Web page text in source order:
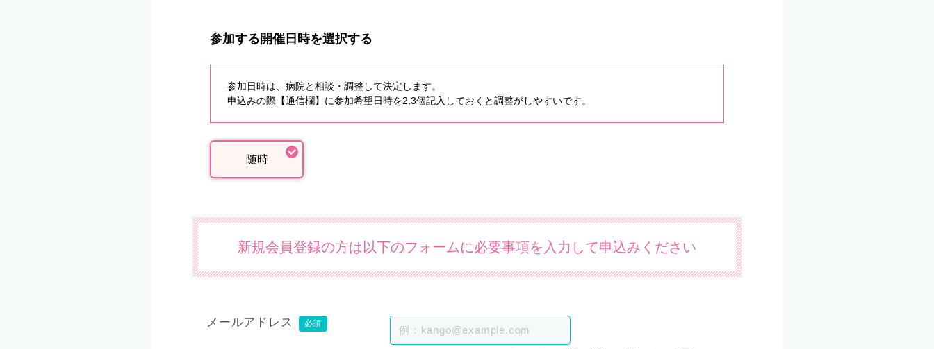
参加する開催日時を選択する
参加日時は、病院と相談・調整して決定します。
申込みの際【通信欄】に参加希望日時を2,3個記入しておくと調整がしやすいです。
随時
新規会員登録の方は以下のフォームに必要事項を入力して申込みください
メールアドレス 必須